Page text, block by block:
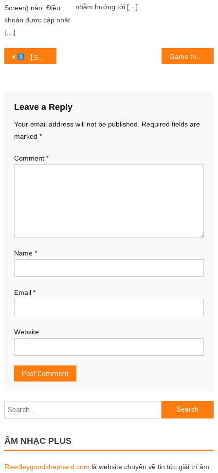
Screen) nào. Điều
khoản được cập nhật
[…]
nhằm hướng tới […]
Post
【SHOWCASE COMPLETO DA SOUL KHÔNG MỘT TRÒ CHƠI MỘT MẢNH! 】 ™
Leave a Reply
Your email address will not be published.
Required fields are
marked *
Comment *
Name *
Email *
Website
Search
for:
ÂM NHẠC PLUS
Reedleygoodshepherd.com là website chuyên về tin tức giải trí âm